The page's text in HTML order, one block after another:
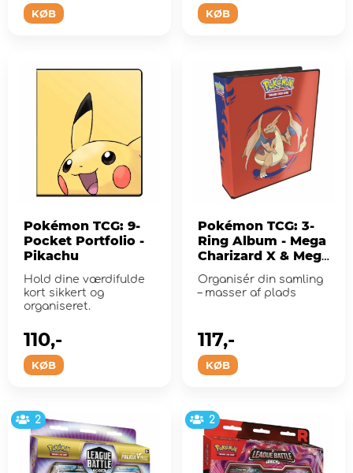
KØB KØB
Pokémon TCG: 9-
Pocket Portfolio -
Pikachu
Hold dine værdifulde
kort sikkert og
organiseret.
KØB
110,-
Pokémon TCG: 3-
Ring Album - Mega
Charizard X & Mega
Charizard Y
Organisér din samling
– masser af plads
KØB
117,-
2 2